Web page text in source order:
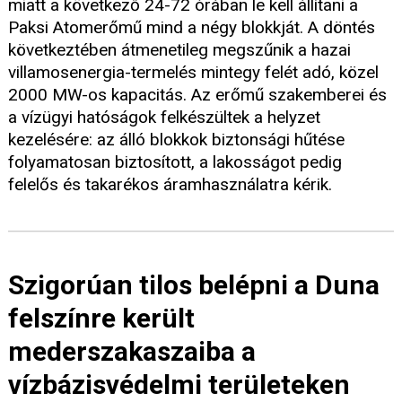
miatt a következő 24-72 órában le kell állítani a
Paksi Atomerőmű mind a négy blokkját. A döntés
következtében átmenetileg megszűnik a hazai
villamosenergia-termelés mintegy felét adó, közel
2000 MW-os kapacitás. Az erőmű szakemberei és
a vízügyi hatóságok felkészültek a helyzet
kezelésére: az álló blokkok biztonsági hűtése
folyamatosan biztosított, a lakosságot pedig
felelős és takarékos áramhasználatra kérik.
Szigorúan tilos belépni a Duna
felszínre került
mederszakaszaiba a
vízbázisvédelmi területeken